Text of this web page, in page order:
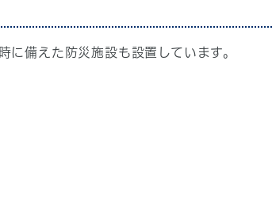
備えた防災施設も設置しています。